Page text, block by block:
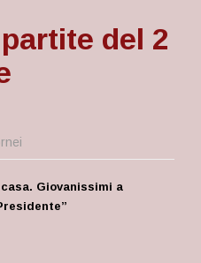
del 2
Giovanissimi a